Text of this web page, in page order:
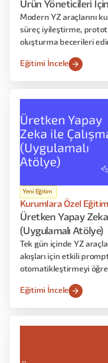
Ürün Yöneticileri
Modern YZ araçlarını
süreç iyileştirme,
oluşturma becerileri
Eğitimi İncele
Yeni Eğitim
Kurumlara Özel Eğitim
Üretken Yapay Zeka
(Uygulamalı Atölye)
Tek gün içinde YZ
akışları için etkili
otomatikleştirmeyi
Eğitimi İncele